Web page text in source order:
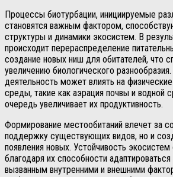
Процессы биотурбации, инициируемые
становятся важным фактором,
структуры и динамики экосистем. В
происходит перераспределение
создание новых ниш для обитателей, что
увеличению биологического
деятельность может влиять на физические
среды, такие как аэрация почвы и водной
очередь увеличивает их продуктивность.
Формирование местообитаний влечет за
поддержку существующих видов, но и
появления новых. Устойчивость
благодаря их способности
вызванным внутренними и внешними